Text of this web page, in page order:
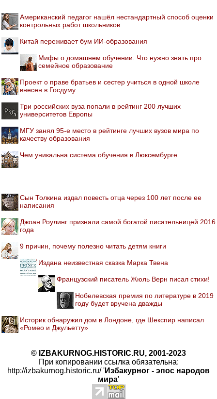
Американский педагог нашёл нестандартный способ оценки
контрольных работ школьников
Китай переживает бум ИИ-образования
Мифы о домашнем обучении. Что нужно знать про
семейное образование
Проект о праве братьев и сестер учиться в одной школе
внесен в Госдуму
Три российских вуза попали в рейтинг 200 лучших
университетов Европы
МГУ занял 95-е место в рейтинге лучших вузов мира по
качеству образования
Чем уникальна система обучения в Люксембурге
Сын Толкина издал повесть отца через 100 лет после ее
написания
Джоан Роулинг признали самой богатой писательницей 2016
года
9 причин, почему полезно читать детям книги
Издана неизвестная сказка Марка Твена
Французский писатель Жюль Верн писал стихи!
Нобелевская премия по литературе в 2019
году будет вручена дважды
Историк обнаружил дом в Лондоне, где Шекспир написал
«Ромео и Джульетту»
© IZBAKURNOG.HISTORIC.RU, 2001-2023
При копировании ссылка обязательна:
http://izbakurnog.historic.ru/ 'Избакурног - эпос народов
мира'